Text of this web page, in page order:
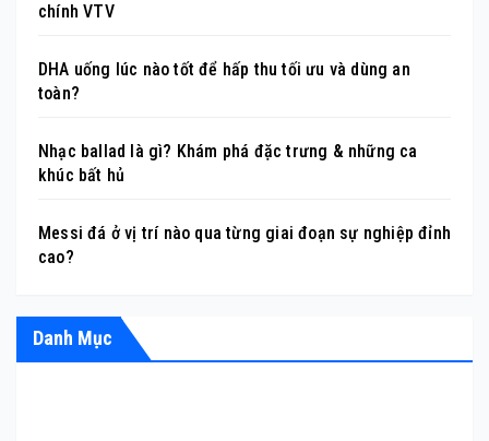
chính VTV
DHA uống lúc nào tốt để hấp thu tối ưu và dùng an
toàn?
Nhạc ballad là gì? Khám phá đặc trưng & những ca
khúc bất hủ
Messi đá ở vị trí nào qua từng giai đoạn sự nghiệp đỉnh
cao?
Danh Mục